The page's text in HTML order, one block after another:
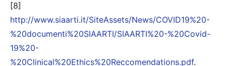
[8]
http://www.siaarti.it/SiteAssets/News/COVID19%20-
%20documenti%20SIAARTI/SIAARTI%20-%20Covid-
19%20-
%20Clinical%20Ethics%20Reccomendations.pdf.